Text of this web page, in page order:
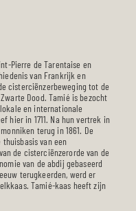
Pierre de Tarentaise en
van Frankrijk en
cisterciënzerbeweging tot de
Dood. Tamié is bezocht
en internationale
hier in 1711. Na hun vertrek in
terug in 1861. De
van een
de cisterciënzerorde van de
van de abdij gebaseerd
terugkeerden, werd er
Tamié-kaas heeft zijn